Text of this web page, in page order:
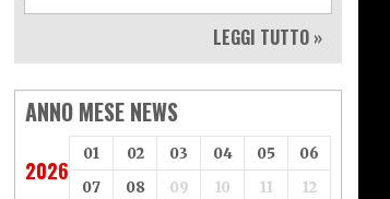
LEGGI TUTTO »
ANNO MESE NEWS
2026
01 02 03 04 05
06
07
08 09 10 11 12